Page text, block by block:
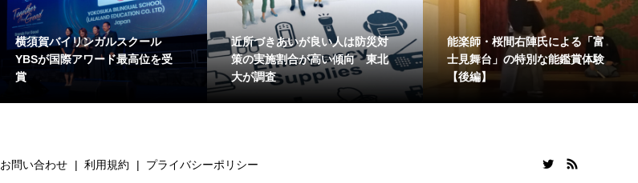
横須賀バイリンガルスクール
YBSが国際アワード最高位を受
賞
近所づきあいが良い人は防災対
策の実施割合が高い傾向 東北
大が調査
能楽師・桜間右陣氏による「富
士見舞台」の特別な能鑑賞体験
【後編】
お問い合わせ 利用規約 プライバシーポリシー